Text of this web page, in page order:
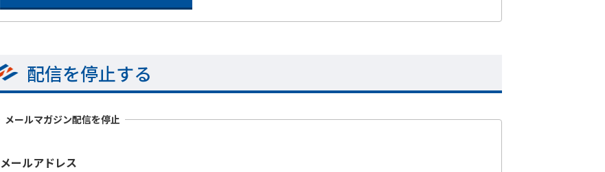
配信を停止する
メールマガジン配信を停止
メールアドレス